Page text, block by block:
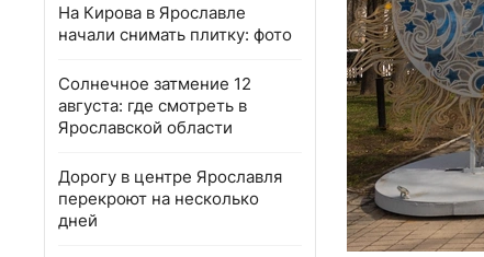
На Кирова в Ярославле
начали снимать плитку: фото
Солнечное затмение 12
августа: где смотреть в
Ярославской области
Дорогу в центре Ярославля
перекроют на несколько
дней